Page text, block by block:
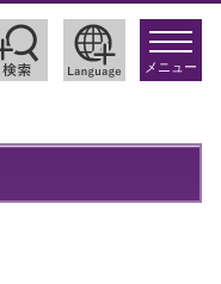
toggle
メニュー